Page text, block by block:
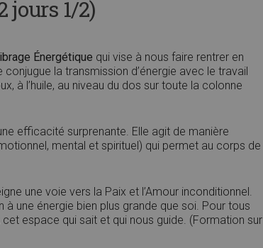
jours 1/2)
Énergétique qui vise à nous faire rentrer en
la transmission d’énergie avec le travail
à l’huile, au niveau du dos sur toute la colonne
efficacité surprenante. Elle agit de manière
mental et spirituel) qui permet au corps de
une voie vers la Paix et l’Amour inconditionnel.
une énergie bien plus grande que soi. Pour tous
espace qui sait et qui nous guide. (Formation sur